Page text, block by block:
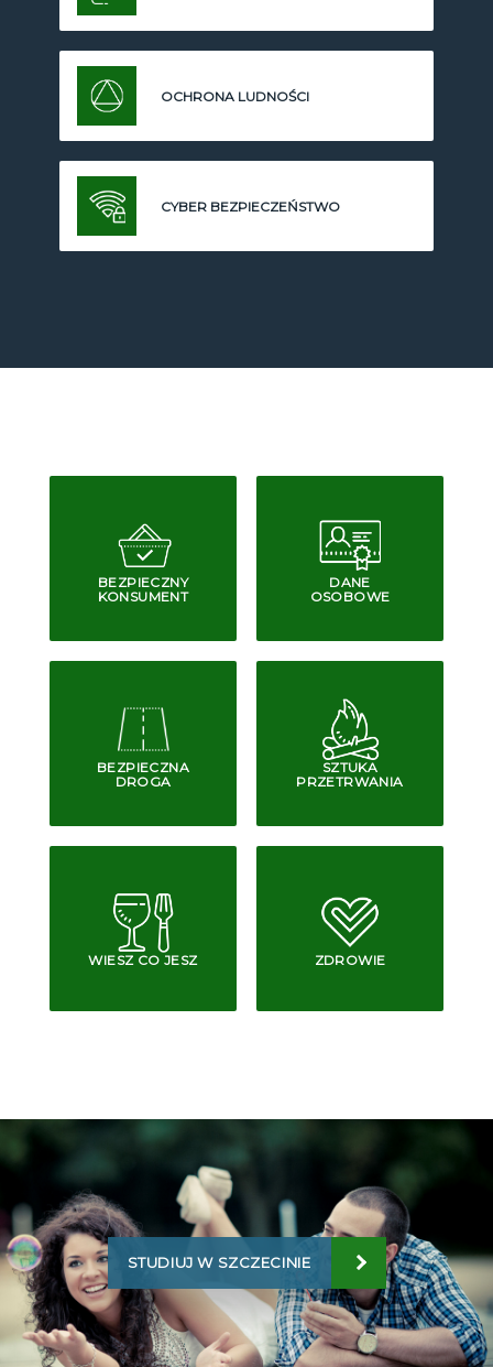
OCHRONA LUDNOŚCI
CYBER BEZPIECZEŃSTWO
BEZPIECZNY
KONSUMENT
DANE
OSOBOWE
BEZPIECZNA
DROGA
SZTUKA
PRZETRWANIA
WIESZ CO JESZ ZDROWIE
STUDIUJ W SZCZECINIE